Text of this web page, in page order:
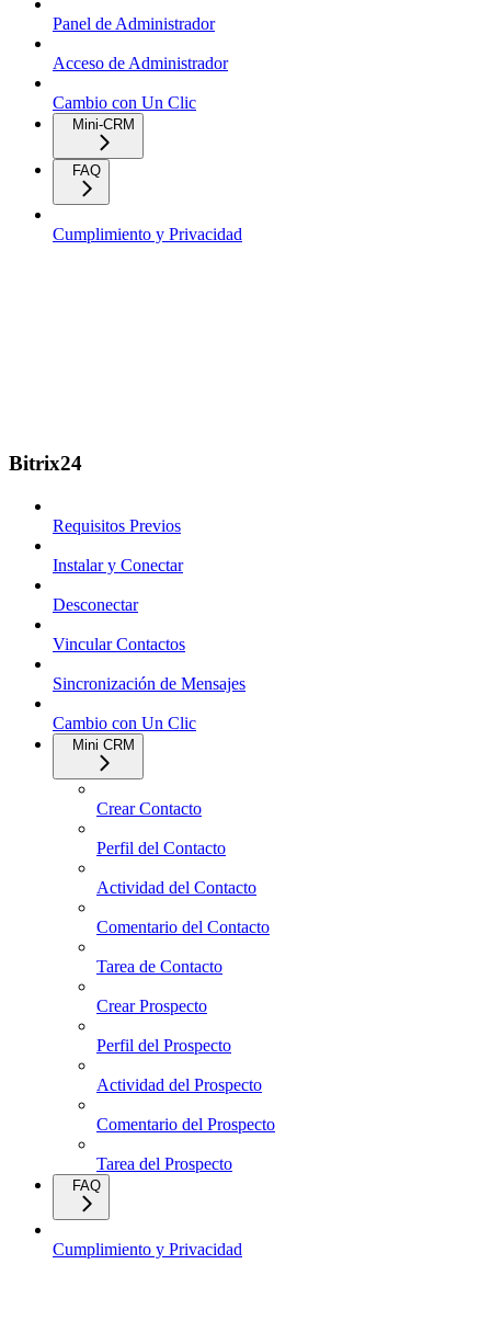
Panel de Administrador
Acceso de Administrador
Cambio con Un Clic
Mini-CRM
FAQ
Cumplimiento y Privacidad
Bitrix24
Requisitos Previos
Instalar y Conectar
Desconectar
Vincular Contactos
Sincronización de Mensajes
Cambio con Un Clic
Mini CRM
Crear Contacto
Perfil del Contacto
Actividad del Contacto
Comentario del Contacto
Tarea de Contacto
Crear Prospecto
Perfil del Prospecto
Actividad del Prospecto
Comentario del Prospecto
Tarea del Prospecto
FAQ
Cumplimiento y Privacidad